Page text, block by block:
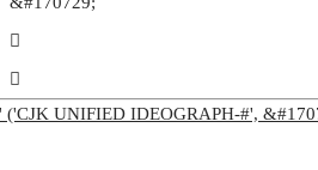
𩫩
𩫩
('CJK UNIFIED IDEOGRAPH-#',